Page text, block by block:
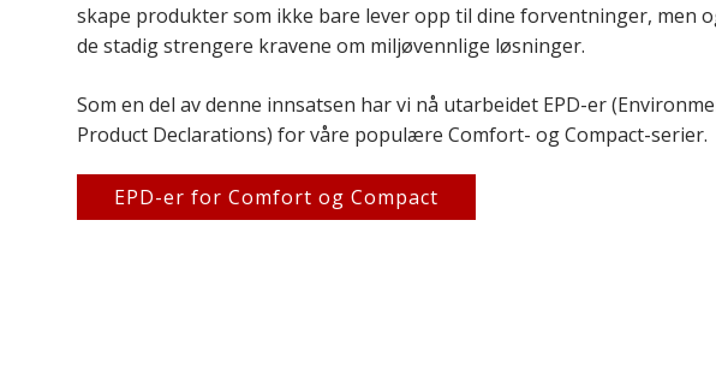
skape produkter som ikke bare lever opp til dine forventninger, men
de stadig strengere kravene om miljøvennlige løsninger.
Som en del av denne innsatsen har vi nå utarbeidet EPD-er
Product Declarations) for våre populære Comfort- og Compact-serier.
EPD-er for Comfort og Compact